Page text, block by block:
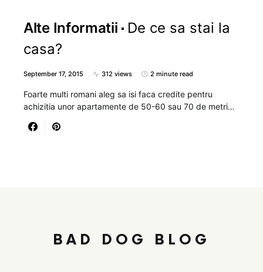
Alte Informatii
De ce sa stai la
casa?
September 17, 2015 312 views 2 minute read
Foarte multi romani aleg sa isi faca credite pentru
achizitia unor apartamente de 50-60 sau 70 de metri…
BAD DOG BLOG